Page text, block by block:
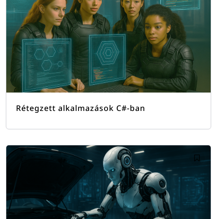
Rétegzett alkalmazások C#-ban